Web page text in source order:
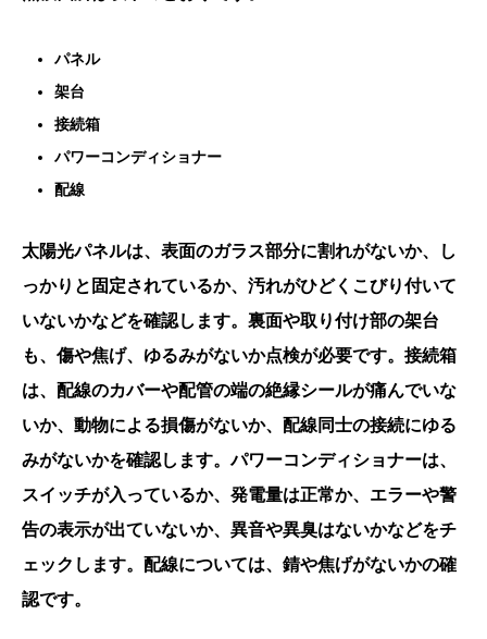
パネル
架台
接続箱
パワーコンディショナー
配線
太陽光パネルは、表面のガラス部分に割れがないか、し
っかりと固定されているか、汚れがひどくこびり付いて
いないかなどを確認します。裏面や取り付け部の架台
も、傷や焦げ、ゆるみがないか点検が必要です。接続箱
は、配線のカバーや配管の端の絶縁シールが痛んでいな
いか、動物による損傷がないか、配線同士の接続にゆる
みがないかを確認します。パワーコンディショナーは、
スイッチが入っているか、発電量は正常か、エラーや警
告の表示が出ていないか、異音や異臭はないかなどをチ
ェックします。配線については、錆や焦げがないかの確
認です。